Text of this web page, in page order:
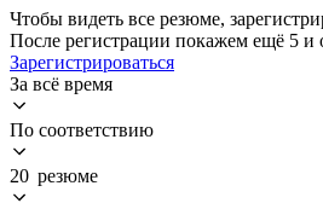
Чтобы видеть все резюме,
После регистрации покажем ещё 5 и
Зарегистрироваться
За всё время
По соответствию
20 резюме